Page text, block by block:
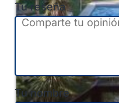
Tu reseña
Tu nombre